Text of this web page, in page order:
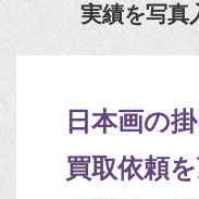
実績を写真
日本画の
買取依頼